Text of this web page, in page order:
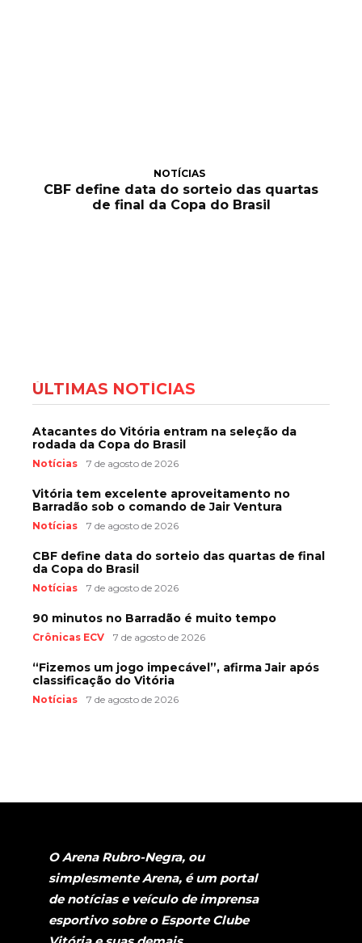
NOTÍCIAS
CBF define data do sorteio das quartas
de final da Copa do Brasil
ÚLTIMAS NOTÍCIAS
Atacantes do Vitória entram na seleção da
rodada da Copa do Brasil
Notícias 7 de agosto de 2026
Vitória tem excelente aproveitamento no
Barradão sob o comando de Jair Ventura
Notícias 7 de agosto de 2026
CBF define data do sorteio das quartas de final
da Copa do Brasil
Notícias 7 de agosto de 2026
90 minutos no Barradão é muito tempo
Crônicas ECV 7 de agosto de 2026
“Fizemos um jogo impecável”, afirma Jair após
classificação do Vitória
Notícias 7 de agosto de 2026
O Arena Rubro-Negra, ou
simplesmente Arena, é um portal
de notícias e veículo de imprensa
esportivo sobre o Esporte Clube